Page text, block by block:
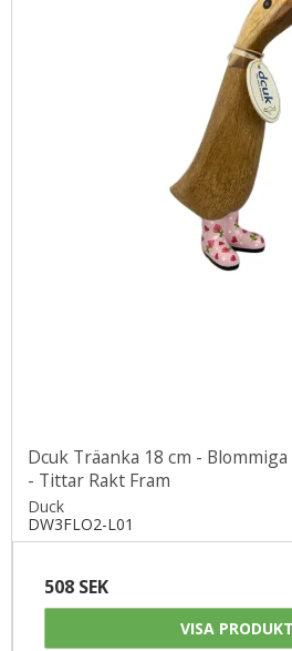
Dcuk Träanka 18 cm -
- Tittar Rakt Fram
Duck
DW3FLO2-L01
508 SEK
VISA